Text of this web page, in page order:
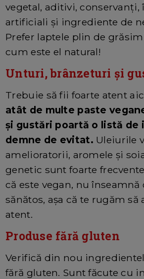
vegetal, aditivi,
artificiali și ingrediente de
Prefer laptele plin de
cum este el natural!
Unturi, brânzeturi și
Trebuie să fii foarte atent
atât de multe paste
și gustări poartă o listă de
demne de evitat. Uleiurile
amelioratorii, aromele și
genetic sunt foarte
că este vegan, nu înseamnă
sănătos, așa că te rugăm să
atent.
Produse fără gluten
Verifică din nou
fără gluten. Sunt făcute cu